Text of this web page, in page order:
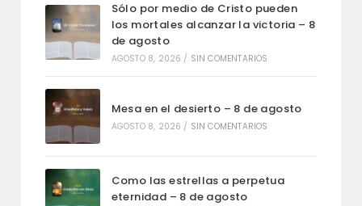
Sólo por medio de Cristo pueden
los mortales alcanzar la victoria – 8
de agosto
AGOSTO 8, 2026 / SIN COMENTARIOS
Mesa en el desierto – 8 de agosto
AGOSTO 8, 2026 / SIN COMENTARIOS
Como las estrellas a perpetua
eternidad – 8 de agosto